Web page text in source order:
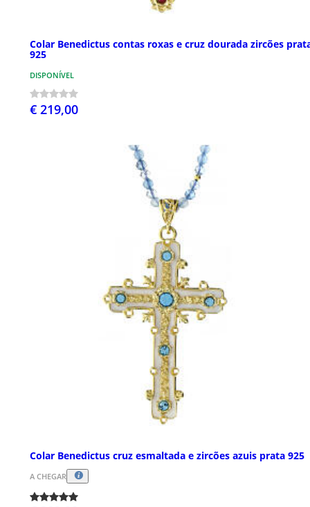
Colar Benedictus contas roxas e cruz dourada zircões
925
DISPONÍVEL
€ 219,00
Colar Benedictus cruz esmaltada e zircões azuis prata 925
A CHEGAR